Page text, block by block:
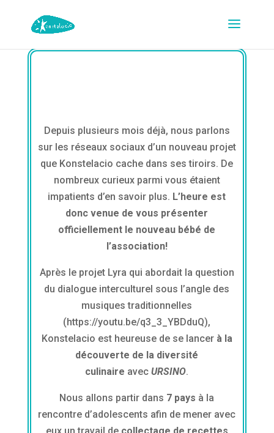
Depuis plusieurs mois déjà, nous parlons
sur les réseaux sociaux d’un nouveau projet
que Konstelacio cache dans ses tiroirs. De
nombreux curieux parmi vous étaient
impatients d’en savoir plus. L’heure est
donc venue de vous présenter
officiellement le nouveau bébé de
l’association!
Après le projet Lyra qui abordait la question
du dialogue interculturel sous l’angle des
musiques traditionnelles
(https://youtu.be/q3_3_YBDduQ),
Konstelacio est heureuse de se lancer à la
découverte de la diversité
culinaire avec URSINO.
Nous allons partir dans 7 pays à la
rencontre d’adolescents afin de mener avec